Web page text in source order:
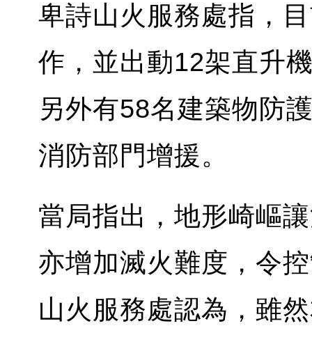
卑詩山火服務處指，
作，並出動12架直升
另外有58名建築物防
消防部門增援。
當局指出，地形崎嶇
亦增加滅火難度，令
山火服務處認為，雖